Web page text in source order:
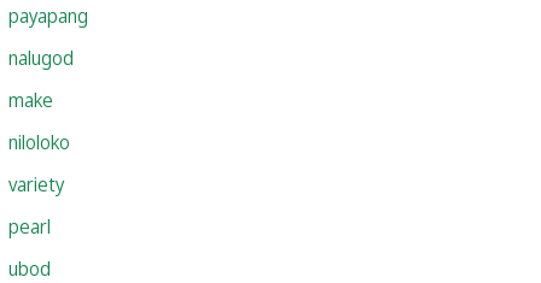
payapang
nalugod
make
niloloko
variety
pearl
ubod